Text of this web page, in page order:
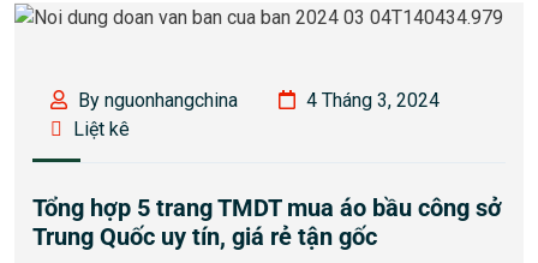
By nguonhangchina
4 Tháng 3, 2024
Liệt kê
Tổng hợp 5 trang TMDT mua áo bầu công sở
Trung Quốc uy tín, giá rẻ tận gốc